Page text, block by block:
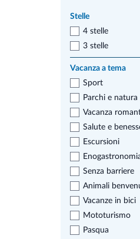
Stelle
4 stelle
3 stelle
Vacanza a tema
Sport
Parchi e natura
Vacanza
Salute e
Escursioni
Senza barriere
Animali
Vacanze in bici
Mototurismo
Pasqua